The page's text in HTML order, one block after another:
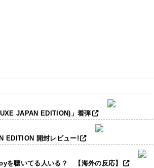
JAPAN EDITION)」着弾
EDITION 開封レビュー!
を聴いてる人いる？ 【海外の反応】